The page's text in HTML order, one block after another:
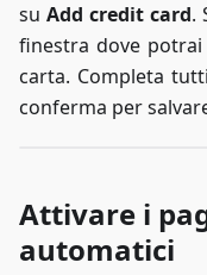
su Add credit card.
finestra dove
carta. Completa
conferma per
Attivare i
automatici